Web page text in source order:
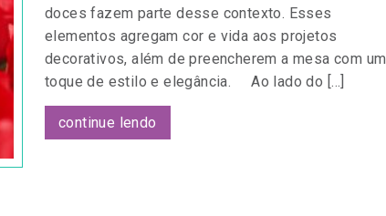
doces fazem parte desse contexto. Esses
elementos agregam cor e vida aos projetos
decorativos, além de preencherem a mesa com um
toque de estilo e elegância. Ao lado do […]
continue lendo